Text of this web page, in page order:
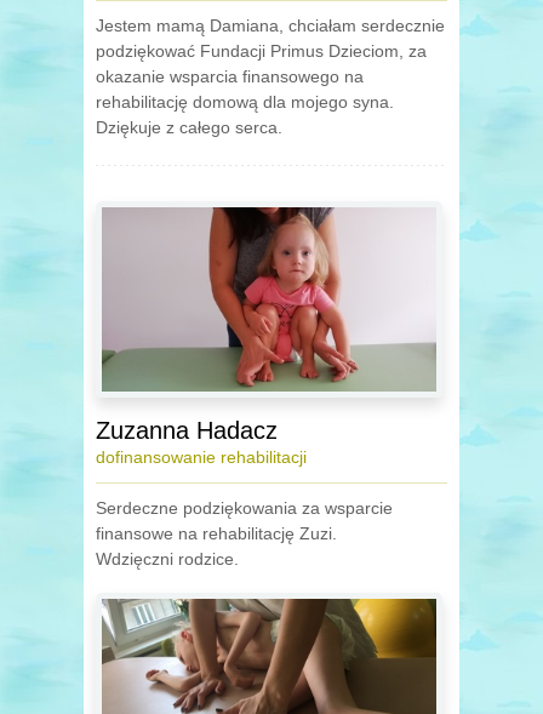
Jestem mamą Damiana, chciałam serdecznie
podziękować Fundacji Primus Dzieciom, za
okazanie wsparcia finansowego na
rehabilitację domową dla mojego syna.
Dziękuje z całego serca.
Zuzanna Hadacz
dofinansowanie rehabilitacji
Serdeczne podziękowania za wsparcie
finansowe na rehabilitację Zuzi.
Wdzięczni rodzice.